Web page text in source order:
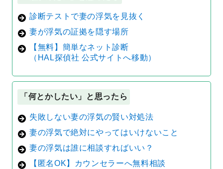
診断テストで妻の浮気を見抜く
妻が浮気の証拠を隠す場所
【無料】簡単なネット診断
（HAL探偵社 公式サイトへ移動）
「何とかしたい」と思ったら
失敗しない妻の浮気の賢い対処法
妻の浮気で絶対にやってはいけないこと
妻の浮気は誰に相談すればいい？
【匿名OK】カウンセラーへ無料相談